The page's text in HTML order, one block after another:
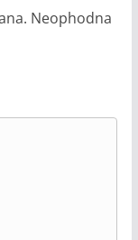
Neophodna